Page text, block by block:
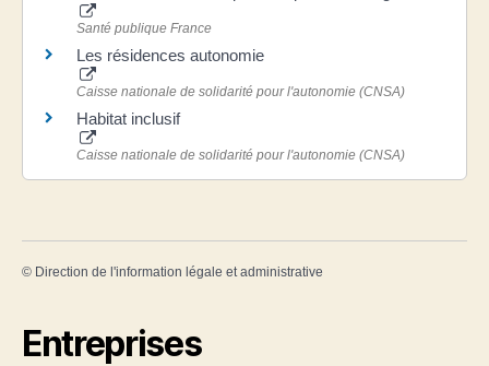
Santé publique France
Les résidences autonomie
Caisse nationale de solidarité pour l'autonomie (CNSA)
Habitat inclusif
Caisse nationale de solidarité pour l'autonomie (CNSA)
© Direction de l'information légale et administrative
Entreprises